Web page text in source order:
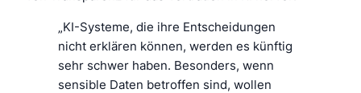
„KI-Systeme, die ihre Entscheidungen
nicht erklären können, werden es künftig
sehr schwer haben. Besonders, wenn
sensible Daten betroffen sind, wollen